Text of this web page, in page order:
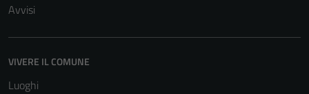
Avvisi
VIVERE IL COMUNE
Luoghi